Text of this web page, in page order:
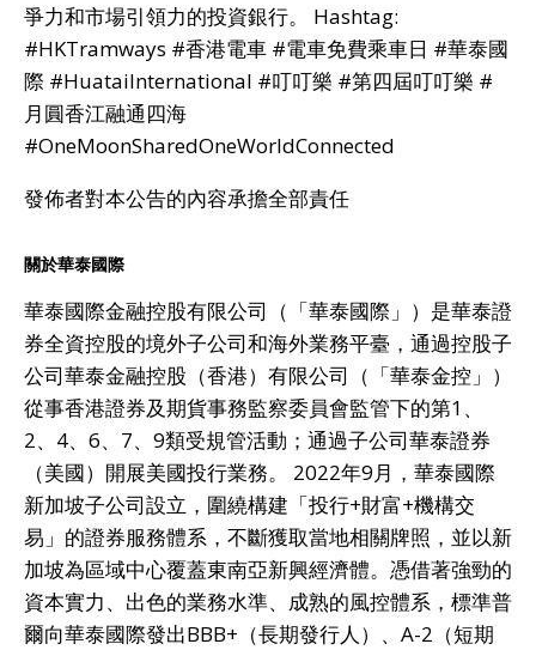
爭力和市場引領力的投資銀行。 Hashtag:
#HKTramways #香港電車 #電車免費乘車日 #華泰國
際 #HuataiInternational #叮叮樂 #第四屆叮叮樂 #
月圓香江融通四海
#OneMoonSharedOneWorldConnected
發佈者對本公告的內容承擔全部責任
關於華泰國際
華泰國際金融控股有限公司（「華泰國際」）是華泰證
券全資控股的境外子公司和海外業務平臺，通過控股子
公司華泰金融控股（香港）有限公司（「華泰金控」）
從事香港證券及期貨事務監察委員會監管下的第1、
2、4、6、7、9類受規管活動；通過子公司華泰證券
（美國）開展美國投行業務。 2022年9月，華泰國際
新加坡子公司設立，圍繞構建「投行+財富+機構交
易」的證券服務體系，不斷獲取當地相關牌照，並以新
加坡為區域中心覆蓋東南亞新興經濟體。憑借著強勁的
資本實力、出色的業務水準、成熟的風控體系，標準普
爾向華泰國際發出BBB+（長期發行人）、A-2（短期